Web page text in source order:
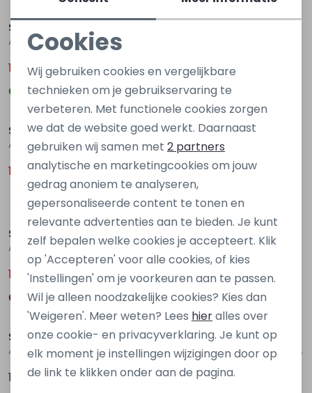
Stonecast
14,00 19,99
14,00 19,99
Sale
Stonecast
Ares men Z10386 Blauw raf
12,00 17,99
Stonecast
19,00 29,99
Sale
Stonecast
Avein men Z10361 Groen mos
19,00 29,99
Stonecast
Aros men Z10372 Wit
17,99
Stonecast
Aros men Z10372 Ecru naturel
17,99
Stonecast
Aros men Z10372 Groen mos
17,99
Noodzakelijke cookies
Personalisatie cookies
Analytische cookies
Marketing cookies
Cookies
Wij gebruiken cookies en vergelijkbare
technieken om je gebruikservaring te
verbeteren. Met functionele cookies zorgen
we dat de website goed werkt. Daarnaast
gebruiken wij samen met 2 partners
analytische en marketingcookies om jouw
gedrag anoniem te analyseren,
gepersonaliseerde content te tonen en
relevante advertenties aan te bieden. Je kunt
zelf bepalen welke cookies je accepteert. Klik
op 'Accepteren' voor alle cookies, of kies
'Instellingen' om je voorkeuren aan te passen.
Wil je alleen noodzakelijke cookies? Kies dan
'Weigeren'. Meer weten? Lees hieralles over
onze cookie- en privacyverklaring. Je kunt op
elk moment je instellingen wijzigingen door op
de link te klikken onder aan de pagina.